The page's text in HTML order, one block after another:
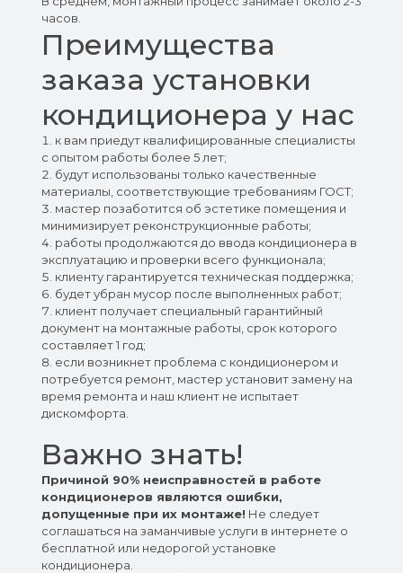
часов.
Преимущества
заказа установки
кондиционера у нас
к вам приедут квалифицированные специалисты
с опытом работы более 5 лет;
будут использованы только качественные
материалы, соответствующие требованиям ГОСТ;
мастер позаботится об эстетике помещения и
минимизирует реконструкционные работы;
работы продолжаются до ввода кондиционера в
эксплуатацию и проверки всего функционала;
клиенту гарантируется техническая поддержка;
будет убран мусор после выполненных работ;
клиент получает специальный гарантийный
документ на монтажные работы, срок которого
составляет 1 год;
если возникнет проблема с кондиционером и
потребуется ремонт, мастер установит замену на
время ремонта и наш клиент не испытает
дискомфорта.
Важно знать!
Причиной 90% неисправностей в работе
кондиционеров являются ошибки,
допущенные при их монтаже! Не следует
соглашаться на заманчивые услуги в интернете о
бесплатной или недорогой установке
кондиционера.